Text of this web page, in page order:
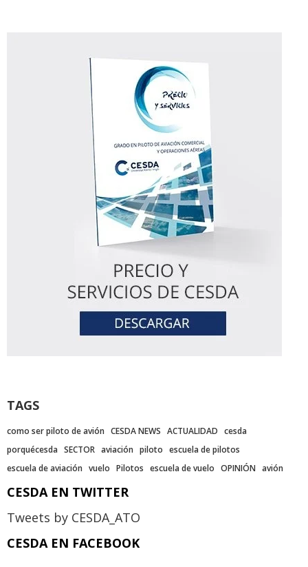
TAGS
como ser piloto de avión CESDA NEWS ACTUALIDAD cesda
porquécesda SECTOR aviación piloto escuela de pilotos
escuela de aviación vuelo Pilotos escuela de vuelo OPINIÓN avión
CESDA EN TWITTER
Tweets by CESDA_ATO
CESDA EN FACEBOOK